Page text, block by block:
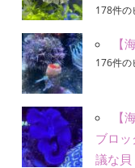
178件の
【
176件の
【
ブロ
議な貝